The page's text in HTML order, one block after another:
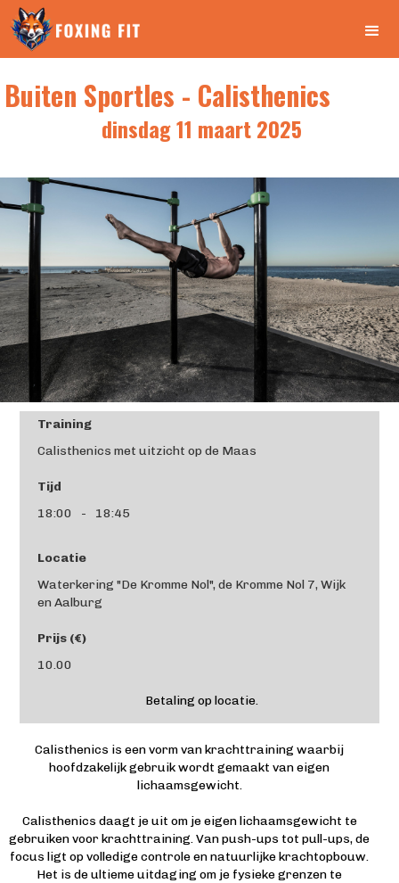
Buiten Sportles - Calisthenics
dinsdag 11 maart 2025
Training
Calisthenics met uitzicht op de Maas
Tijd
18:00
- 18:45
Locatie
Waterkering "De Kromme Nol", de Kromme Nol 7, Wijk
en Aalburg
Prijs (€)
10.00
Betaling op locatie.
Calisthenics is een vorm van krachttraining waarbij
hoofdzakelijk gebruik wordt gemaakt van eigen
lichaamsgewicht.
Calisthenics daagt je uit om je eigen lichaamsgewicht te
gebruiken voor krachttraining. Van push-ups tot pull-ups, de
focus ligt op volledige controle en natuurlijke krachtopbouw.
Het is de ultieme uitdaging om je fysieke grenzen te